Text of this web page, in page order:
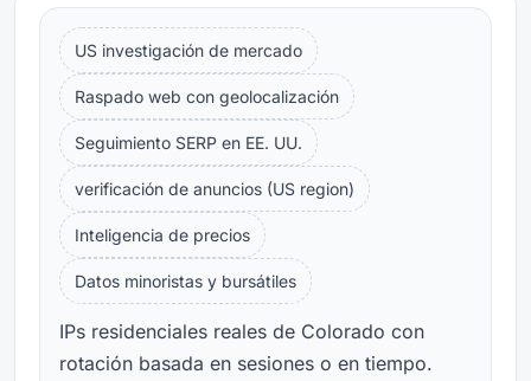
US investigación de mercado
Raspado web con geolocalización
Seguimiento SERP en EE. UU.
verificación de anuncios (US region)
Inteligencia de precios
Datos minoristas y bursátiles
IPs residenciales reales de Colorado con
rotación basada en sesiones o en tiempo.